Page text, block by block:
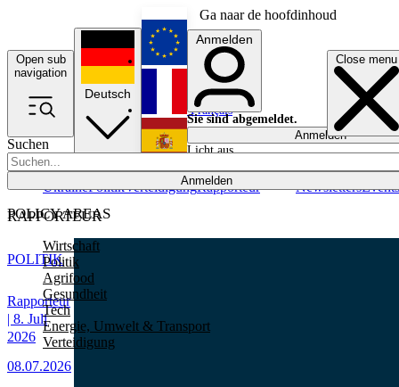
Ga naar de hoofdinhoud
Open sub
navigation
Close menu
Suchen
Anmelden
POLICY AREAS
Wirtschaft
Politik
Agrifood
Gesundheit
Tech
Energie, Umwelt & Transport
Verteidigung
UkrainePolitikVerteidigungRapporteur NewslettersEvents
Deutsch
English
Français
Anmelden
Sie sind abgemeldet.
Anmelden
Licht aus
RAPPORTEUR
Rapporteur
| 8. Juli
2026
08.07.2026
POLITIK